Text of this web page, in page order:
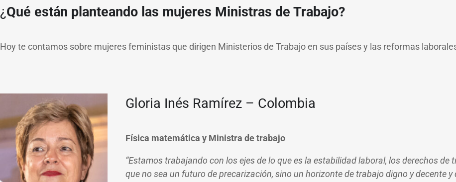
¿Qué están planteando las mujeres Ministras de Trabajo?
Hoy te contamos sobre mujeres feministas que dirigen Ministerios de Trabajo en sus países y las reformas
Gloria Inés Ramírez – Colombia
Física matemática y Ministra de trabajo
“Estamos trabajando con los ejes de lo que es la estabilidad laboral, los derechos
que no sea un futuro de precarización, sino un horizonte de trabajo digno y decente